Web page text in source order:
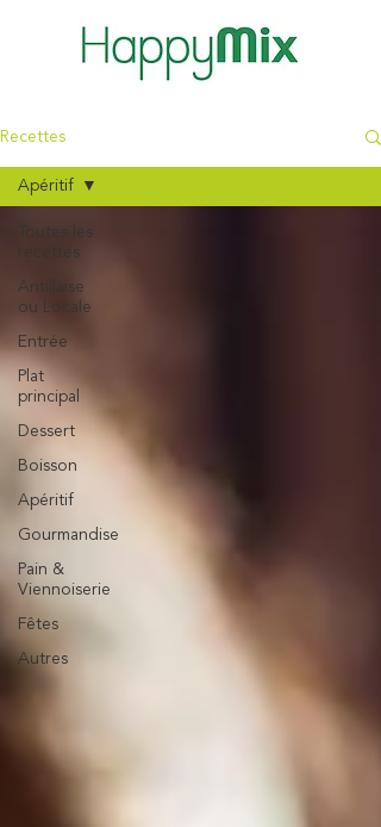
Recettes
Toutes les
recettes
Antillaise
ou Locale
Entrée
Plat
principal
Dessert
Boisson
Apéritif
Gourmandise
Pain &
Viennoiserie
Fêtes
Autres
Apéritif